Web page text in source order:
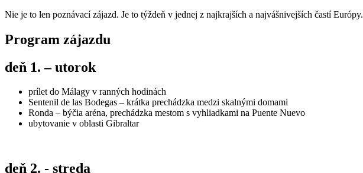
Nie je to len poznávací zájazd. Je to týždeň v jednej z najkrajších a najvášnivejších častí Európy.
Program zájazdu
deň 1. – utorok
prílet do Málagy v ranných hodinách
Sentenil de las Bodegas – krátka prechádzka medzi skalnými domami
Ronda – býčia aréna, prechádzka mestom s vyhliadkami na Puente Nuevo
ubytovanie v oblasti Gibraltar
deň 2. - streda